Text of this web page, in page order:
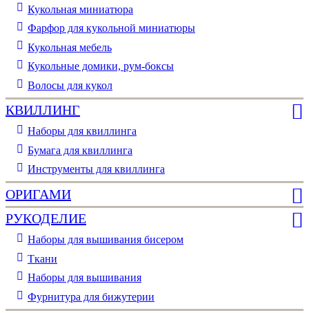
Кукольная миниатюра
Фарфор для кукольной миниатюры
Кукольная мебель
Кукольные домики, рум-боксы
Волосы для кукол
КВИЛЛИНГ
Наборы для квиллинга
Бумага для квиллинга
Инструменты для квиллинга
ОРИГАМИ
РУКОДЕЛИЕ
Наборы для вышивания бисером
Ткани
Наборы для вышивания
Фурнитура для бижутерии